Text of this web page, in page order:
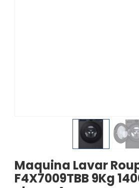
Maquina Lavar
F4X7009TBB 9Kg